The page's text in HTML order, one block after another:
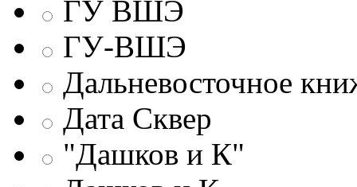
ГУ ВШЭ
ГУ-ВШЭ
Дальневосточное
Дата Сквер
"Дашков и К"